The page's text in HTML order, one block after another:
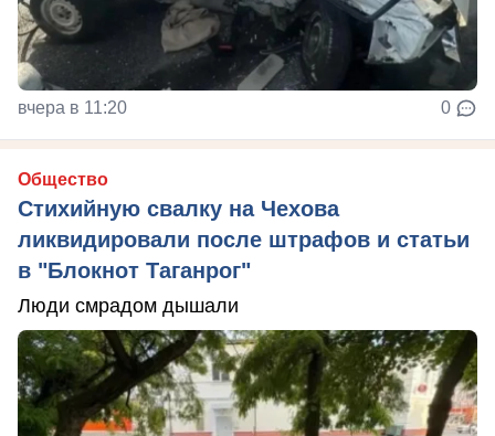
вчера в 11:20 0
Общество
Стихийную свалку на Чехова
ликвидировали после штрафов и статьи
в "Блокнот Таганрог"
Люди смрадом дышали